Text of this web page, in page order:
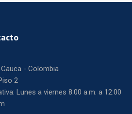
- Colombia
2
Lunes a viernes 8:00 a.m. a 12:00